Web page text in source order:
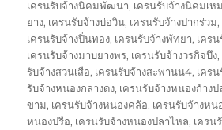
เครนรับจ้างนิคมพัฒนา, เครนรับจ้างนิคมเห
ยาง, เครนรับจ้างบ่อวิน, เครนรับจ้างปากร่วม,
เครนรับจ้างปิ่นทอง, เครนรับจ้างพัทยา, เคร
เครนรับจ้างมาบยางพร, เครนรับจ้างวรกิจบึง,
รับจ้างสวนเสือ, เครนรับจ้างสะพานน4, เคร
รับจ้างหนองกลางดง, เครนรับจ้างหนองก้างป
ขาม, เครนรับจ้างหนองคล้อ, เครนรับจ้างหน
หนองปรือ, เครนรับจ้างหนองปลาไหล, เครน